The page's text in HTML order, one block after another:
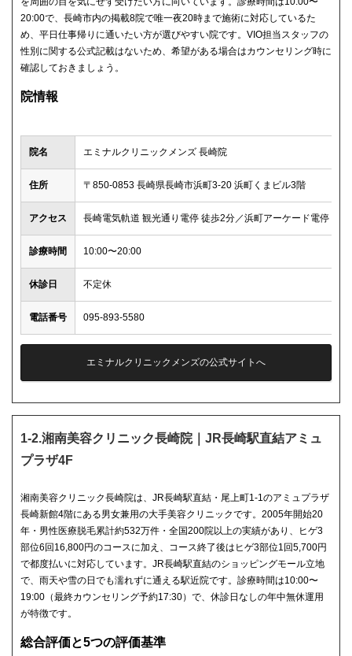
20:00で、長崎市内の掲載8院で唯一夜20時まで施術に対応しているた
め、平日仕事帰りに通いたい方が選びやすい院です。VIO担当スタッフの
性別に関する公式記載はないため、希望がある場合はカウンセリング時に
確認しておきましょう。
院情報
院名 エミナルクリニックメンズ 長崎院
住所 〒850-0853 長崎県長崎市浜町3-20 浜町くまビル3階
アクセス 長崎電気軌道 観光通り電停 徒歩2分／浜町アーケード電停 徒
診療時間 10:00〜20:00
休診日 不定休
電話番号 095-893-5580
エミナルクリニックメンズの公式サイトへ
1-2.湘南美容クリニック長崎院｜JR長崎駅直結アミュ
プラザ4F
湘南美容クリニック長崎院は、JR長崎駅直結・尾上町1-1のアミュプラザ
長崎新館4階にある男女兼用の大手美容クリニックです。2005年開始20
年・男性医療脱毛累計約532万件・全国200院以上の実績があり、ヒゲ3
部位6回16,800円のコースに加え、コース終了後はヒゲ3部位1回5,700円
で都度払いに対応しています。JR長崎駅直結のショッピングモール立地
で、雨天や雪の日でも濡れずに通える駅近院です。診療時間は10:00〜
19:00（最終カウンセリング予約17:30）で、休診日なしの年中無休運用
が特徴です。
総合評価と5つの評価基準